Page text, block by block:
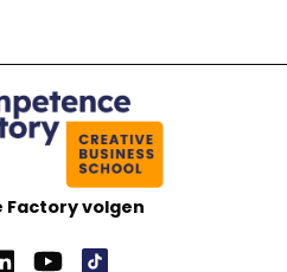
Factory volgen